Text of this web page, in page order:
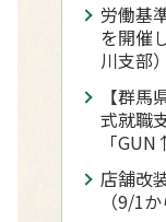
労働基
を開催
川支部）
【群
式就職
「
店舗改
（9/1